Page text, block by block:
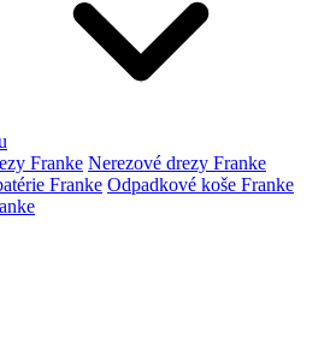
Franke Nerezové drezy Franke
Franke Odpadkové koše Franke